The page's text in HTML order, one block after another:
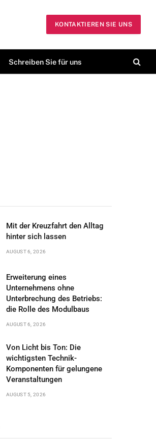
KONTAKTIEREN SIE UNS
Schreiben Sie für uns
Mit der Kreuzfahrt den Alltag
hinter sich lassen
AUGUST 6, 2026
Erweiterung eines
Unternehmens ohne
Unterbrechung des Betriebs:
die Rolle des Modulbaus
AUGUST 6, 2026
Von Licht bis Ton: Die
wichtigsten Technik-
Komponenten für gelungene
Veranstaltungen
AUGUST 5, 2026